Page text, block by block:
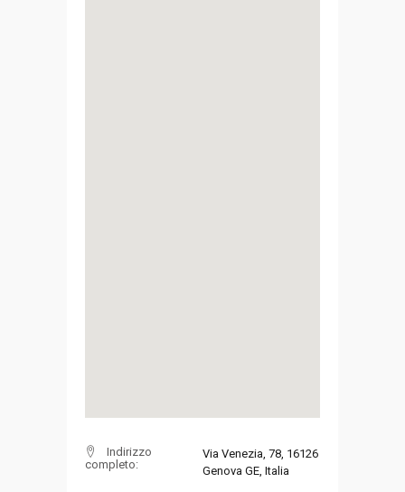
Indirizzo
completo:
Via Venezia, 78, 16126
Genova GE, Italia